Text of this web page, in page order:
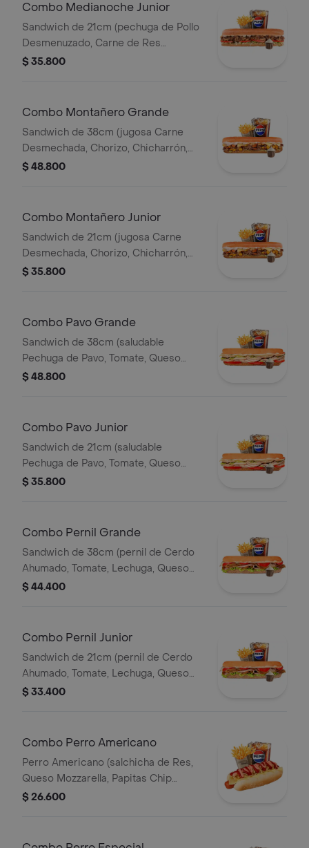
Combo Medianoche Junior
Sandwich de 21cm (pechuga de Pollo
Desmenuzado, Carne de Res
Desmechada, Tomate, Lechuga,
Pet400ml.
$ 35.800
Combo Montañero Grande
Sandwich de 38cm (jugosa Carne
Desmechada, Chorizo, Chicharrón,
Lechuga, Queso Mozarella, Madurito y
$ 48.800
Combo Montañero Junior
Sandwich de 21cm (jugosa Carne
Desmechada, Chorizo, Chicharrón,
Lechuga, Queso Mozarella, Madurito y
$ 35.800
Combo Pavo Grande
Sandwich de 38cm (saludable
Pechuga de Pavo, Tomate, Queso
Mozzarella, Lechuga y Salsa de Ajo)
$ 48.800
Combo Pavo Junior
Sandwich de 21cm (saludable
Pechuga de Pavo, Tomate, Queso
Mozzarella, Lechuga y Salsa de Ajo)
$ 35.800
Combo Pernil Grande
Sandwich de 38cm (pernil de Cerdo
Ahumado, Tomate, Lechuga, Queso
Mozzarella y Salsa de Ajo) Papa
$ 44.400
Combo Pernil Junior
Sandwich de 21cm (pernil de Cerdo
Ahumado, Tomate, Lechuga, Queso
Mozzarella y Salsa de Ajo) Papa
$ 33.400
Combo Perro Americano
Perro Americano (salchicha de Res,
Queso Mozzarella, Papitas Chip
Trituradas, Cebolla, Salsa Roja, Salsa
$ 26.600